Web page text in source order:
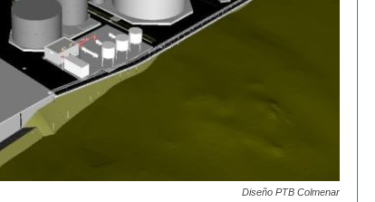
Diseño PTB Colmenar